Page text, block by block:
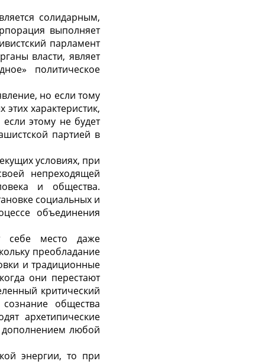
солидарным,
выполняет
парламент
власти, являет
политическое
но если тому
характеристик,
этому не будет
партией в
условиях, при
непреходящей
и общества.
социальных и
объединения
себе место даже
преобладание
и традиционные
они перестают
критический
общества
архетипические
любой
энергии, то при